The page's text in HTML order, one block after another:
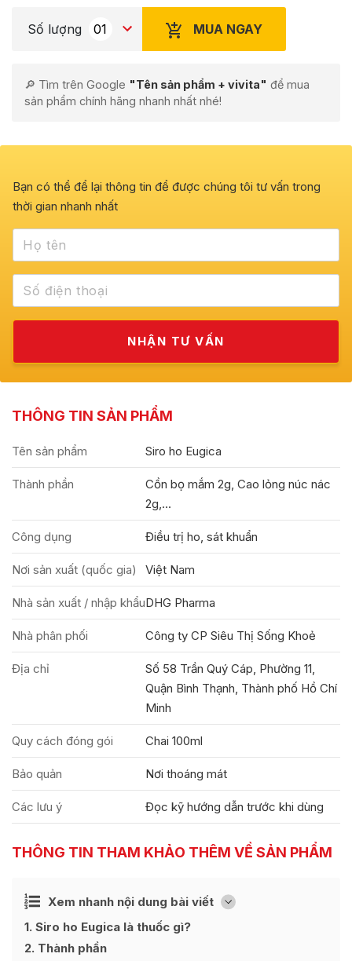
Số lượng MUA NGAY
🔎 Tìm trên Google "Tên sản phẩm + vivita" để mua
sản phẩm chính hãng nhanh nhất nhé!
Bạn có thể để lại thông tin để được chúng tôi tư vấn trong
thời gian nhanh nhất
THÔNG TIN SẢN PHẨM
Tên sản phẩm Siro ho Eugica
Thành phần
Cồn bọ mắm 2g, Cao lỏng núc nác
2g,...
Công dụng Điều trị ho, sát khuẩn
Nơi sản xuất (quốc gia) Việt Nam
Nhà sản xuất / nhập khẩuDHG Pharma
Nhà phân phối Công ty CP Siêu Thị Sống Khoẻ
Địa chỉ
Số 58 Trần Quý Cáp, Phường 11,
Quận Bình Thạnh, Thành phố Hồ Chí
Minh
Quy cách đóng gói Chai 100ml
Bảo quản Nơi thoáng mát
Các lưu ý Đọc kỹ hướng dẫn trước khi dùng
THÔNG TIN THAM KHẢO THÊM VỀ SẢN PHẨM
Xem nhanh nội dung bài viết [
Ẩn
1 Siro ho Eugica là thuốc gì?
2 Thành phần